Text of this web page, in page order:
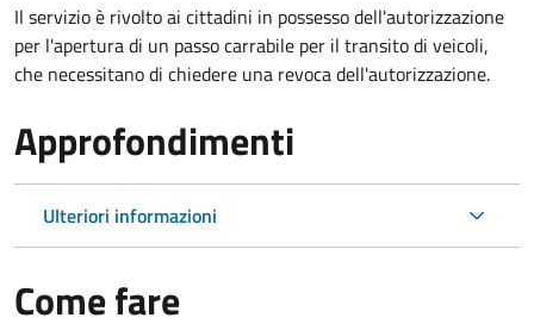
Il servizio è rivolto ai cittadini in possesso dell'autorizzazione
per l'apertura di un passo carrabile per il transito di veicoli,
che necessitano di chiedere una revoca dell'autorizzazione.
Approfondimenti
Ulteriori informazioni
Come fare